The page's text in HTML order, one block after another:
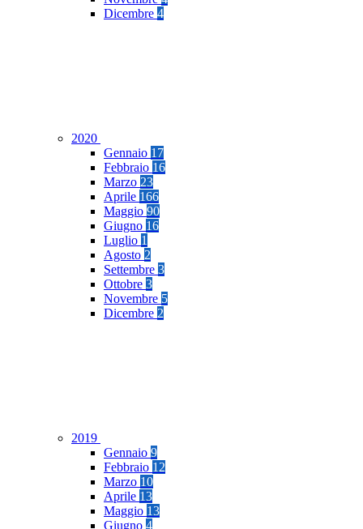
Dicembre 4
2020
Gennaio 17
Febbraio 16
Marzo 23
Aprile 166
Maggio 90
Giugno 16
Luglio 1
Agosto 2
Settembre 3
Ottobre 3
Novembre 5
Dicembre 2
2019
Gennaio 9
Febbraio 12
Marzo 10
Aprile 13
Maggio 13
Giugno 4